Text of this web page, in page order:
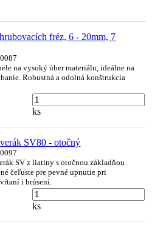
fréz, 6 - 20mm, 7
na vysoký úber materiálu, ideálne na
Robustná a odolná konštrukcia
ks
SV80 - otočný
SV z liatiny s otočnou základňou
čeľuste pre pevné upnutie pri
i brúsení.
ks